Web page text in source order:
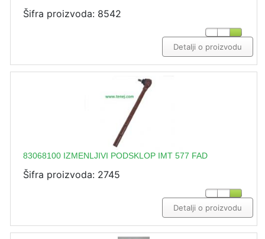
Šifra proizvoda: 8542
Detalji o proizvodu
83068100 IZMENLJIVI PODSKLOP IMT 577 FAD
Šifra proizvoda: 2745
Detalji o proizvodu